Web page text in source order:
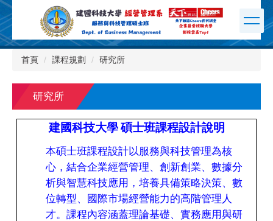
跳
到
主
要
區
首頁 課程規劃 研究所
研究所
建國科技大學碩士班課程設計說明
本碩士班課程設計以服務與科技管理為核
心，結合企業經營管理、創新創業、數據分
析與智慧科技應用，培養具備策略決策、數
位轉型、國際市場經營能力的高階管理人
才。課程內容涵蓋理論基礎、實務應用與研